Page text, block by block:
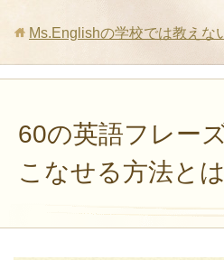
Ms.Englishの学校では教えな
60の英語フレー
こなせる方法と